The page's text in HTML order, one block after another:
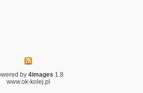
by 4images 1.8
www.ok-kolej.pl